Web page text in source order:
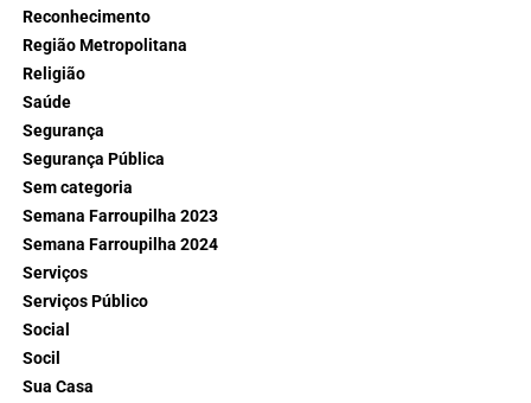
Reconhecimento
Região Metropolitana
Religião
Saúde
Segurança
Segurança Pública
Sem categoria
Semana Farroupilha 2023
Semana Farroupilha 2024
Serviços
Serviços Público
Social
Socil
Sua Casa